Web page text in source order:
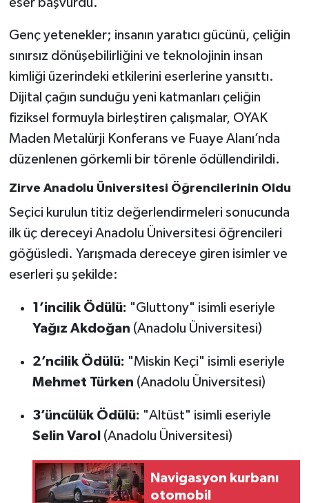
eser başvurdu.
Genç yetenekler; insanın yaratıcı gücünü, çeliğin
sınırsız dönüşebilirliğini ve teknolojinin insan
kimliği üzerindeki etkilerini eserlerine yansıttı.
Dijital çağın sunduğu yeni katmanları çeliğin
fiziksel formuyla birleştiren çalışmalar, OYAK
Maden Metalürji Konferans ve Fuaye Alanı’nda
düzenlenen görkemli bir törenle ödüllendirildi.
Zirve Anadolu Üniversitesi Öğrencilerinin Oldu
Seçici kurulun titiz değerlendirmeleri sonucunda
ilk üç dereceyi Anadolu Üniversitesi öğrencileri
göğüsledi. Yarışmada dereceye giren isimler ve
eserleri şu şekilde:
1’incilik Ödülü: "Gluttony" isimli eseriyle
Yağız Akdoğan (Anadolu Üniversitesi)
2’ncilik Ödülü: "Miskin Keçi" isimli eseriyle
Mehmet Türken (Anadolu Üniversitesi)
3’üncülük Ödülü: "Altüst" isimli eseriyle
Selin Varol (Anadolu Üniversitesi)
Navigasyon kurbanı
otomobil
Kilimli
Kültür - Sanat
MAGAZİN
Politika
Röportaj
Sağlık
SİYASET
Yaşam